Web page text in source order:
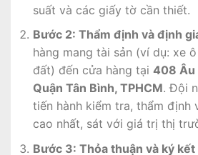
suất và các giấy tờ cần thiết.
Bước 2: Thẩm định và định
hàng mang tài sản (ví dụ: xe
đất) đến cửa hàng tại 408 Âu
Quận Tân Bình, TPHCM. Đội
tiến hành kiểm tra, thẩm định
cao nhất, sát với giá trị thị
Bước 3: Thỏa thuận và ký